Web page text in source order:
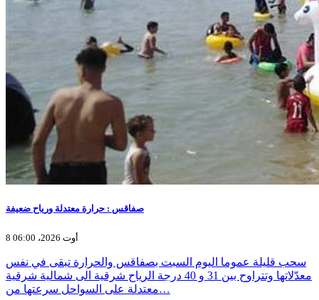
صفاقس : حرارة معتدلة ورياح ضعيفة
8 أوت 2026، 06:00
سحب قليلة عموما اليوم السبت بصفاقس والحرارة تبقى في نفس
معدّلاتها وتتراوح بين 31 و 40 درجة الرياح شرقية الى شمالية شرقية
معتدلة على السواحل سرعتها من…